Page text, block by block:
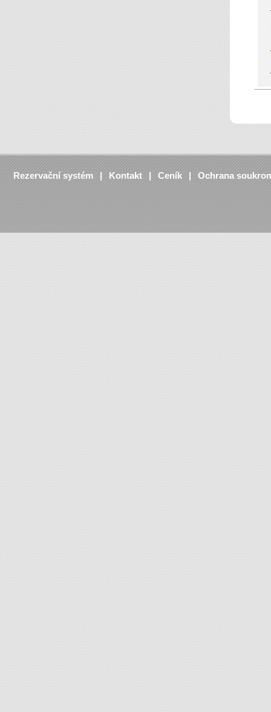
Rezervační systém Kontakt Ceník Ochrana